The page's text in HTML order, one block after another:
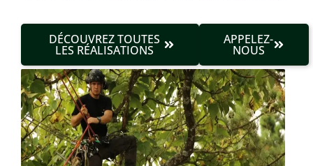
DÉCOUVREZ TOUTES
LES RÉALISATIONS
APPELEZ-
NOUS